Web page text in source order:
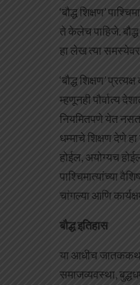
‘बौद्ध शिक्षण’
ते केलेच पाहिजे.
हा लेख त्या
‘बौद्ध शिक्षण’
म्हणूनही पौर्वात्य
नियमितपणे येत
धम्माचे शिक्षण देणे
होईल, अयोग्यच
पाश्चिमात्यांच्या
चांगल्या आणि
बौद्ध इतिहास
या आधीच
समाजव्यवस्था,